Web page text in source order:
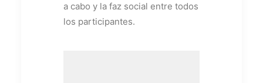
a cabo y la faz social entre todos
los participantes.